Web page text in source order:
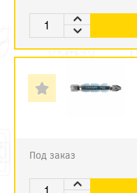
Под заказ